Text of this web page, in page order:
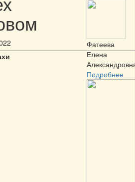
Фатеева
Елена
Подробнее